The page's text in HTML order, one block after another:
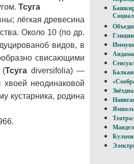
Тсуга
лёгкая древесина
Около 10 (по др.
видов, в
свисающими
(Тсуга diversifolia) —
неодинаковой
кустарника, родина
Ямполь